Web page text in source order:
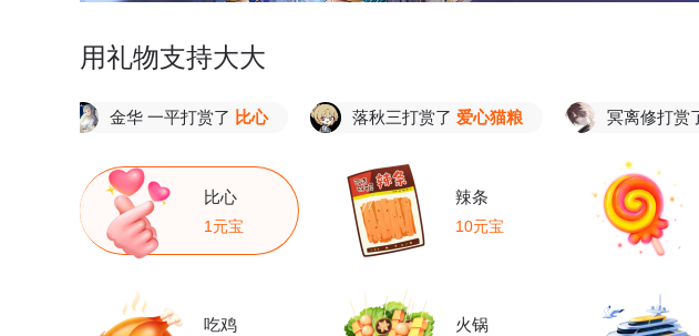
用礼物支持大大
金华 一平打赏了比心 落秋三打赏了爱心猫粮 冥离修打赏了南瓜喵
比心
1元宝
辣条
10元宝
吃鸡 火锅